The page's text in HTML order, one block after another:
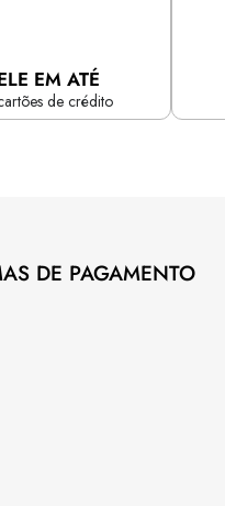
EM ATÉ
de crédito
DE PAGAMENTO